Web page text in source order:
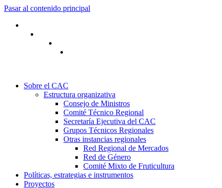
Pasar al contenido principal
Sobre el CAC
Estructura organizativa
Consejo de Ministros
Comité Técnico Regional
Secretaría Ejecutiva del CAC
Grupos Técnicos Regionales
Otras instancias regionales
Red Regional de Mercados
Red de Género
Comité Mixto de Fruticultura
Políticas, estrategias e instrumentos
Proyectos